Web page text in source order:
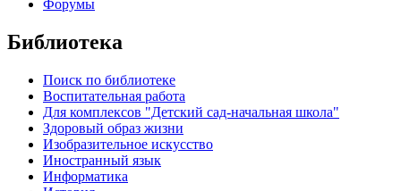
Форумы
Библиотека
Поиск по библиотеке
Воспитательная работа
Для комплексов "Детский сад-начальная школа"
Здоровый образ жизни
Изобразительное искусство
Иностранный язык
Информатика